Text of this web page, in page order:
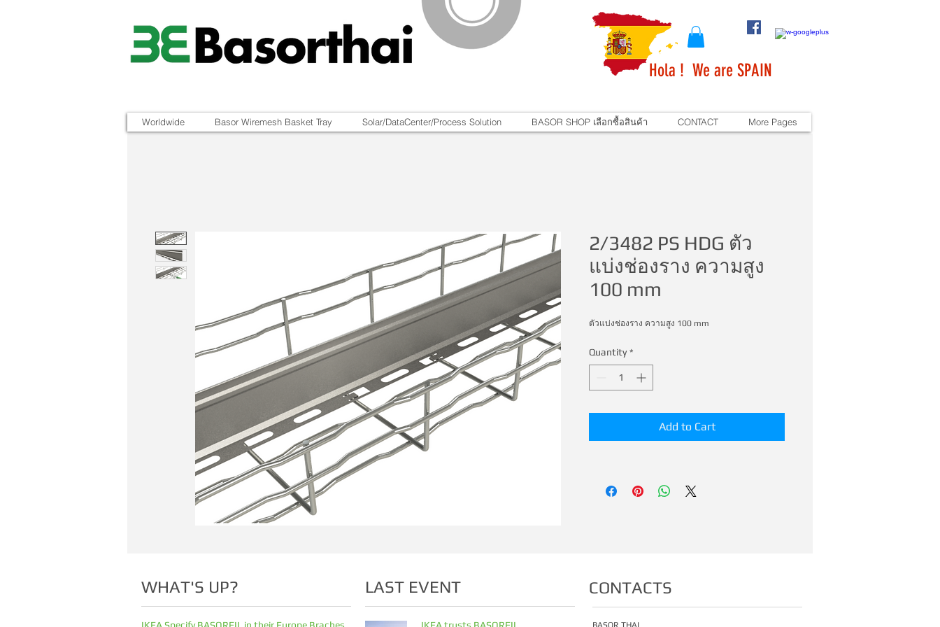
Hola ! We are SPAIN
Worldwide Basor Wiremesh Basket Tray Solar/DataCenter/Process Solution BASOR SHOP เลือกซื้อสินค้า CONTACT More Pages
2/3482 PS HDG ตัว
แบ่งช่องราง ความสูง
100 mm
ตัวแบ่งช่องราง ความสูง 100 mm
Quantity *
Add to Cart
WHAT'S UP? LAST EVENT CONTACTS
BASOR THAI